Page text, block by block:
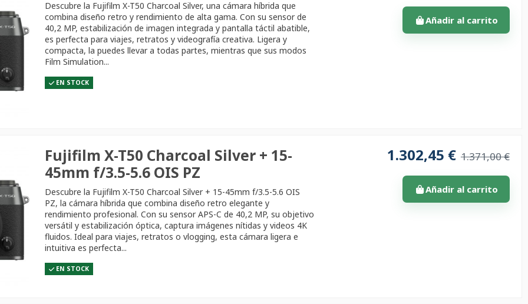
Descubre la Fujifilm X-T50 Charcoal Silver, una cámara híbrida que
combina diseño retro y rendimiento de alta gama. Con su sensor de
40,2 MP, estabilización de imagen integrada y pantalla táctil abatible,
es perfecta para viajes, retratos y videografía creativa. Ligera y
compacta, la puedes llevar a todas partes, mientras que sus modos
Film Simulation...
EN STOCK
Añadir al carrito
Fujifilm X-T50 Charcoal Silver + 15-
45mm f/3.5-5.6 OIS PZ
Descubre la Fujifilm X-T50 Charcoal Silver + 15-45mm f/3.5-5.6 OIS
PZ, la cámara híbrida que combina diseño retro elegante y
rendimiento profesional. Con su sensor APS-C de 40,2 MP, su objetivo
versátil y estabilización óptica, captura imágenes nítidas y videos 4K
fluidos. Ideal para viajes, retratos o vlogging, esta cámara ligera e
intuitiva es perfecta...
EN STOCK
1.302,45 € 1.371,00 €
Añadir al carrito